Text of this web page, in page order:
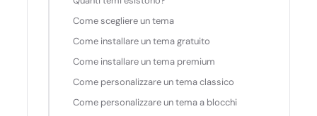
Come scegliere un tema
Come installare un tema gratuito
Come installare un tema premium
Come personalizzare un tema classico
Come personalizzare un tema a blocchi